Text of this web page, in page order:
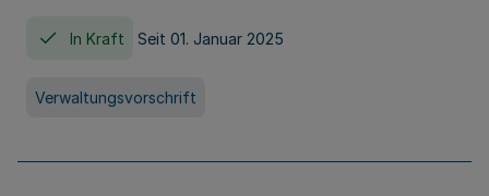
In Kraft Seit 01. Januar 2025
Verwaltungsvorschrift